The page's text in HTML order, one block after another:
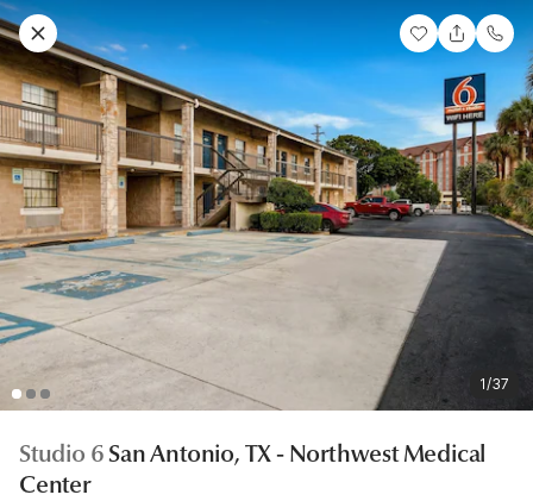
1/37
Studio 6San Antonio, TX - Northwest Medical
Center